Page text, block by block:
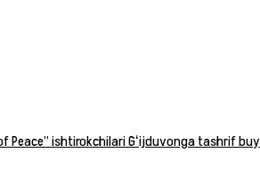
Peace” ishtirokchilari Gʻijduvonga tashrif